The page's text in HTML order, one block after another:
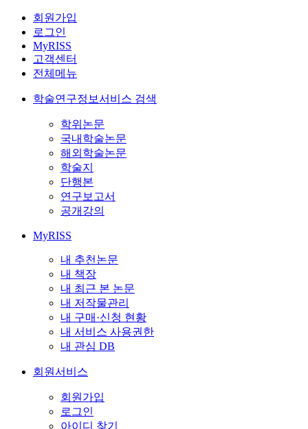
회원가입
로그인
MyRISS
고객센터
전체메뉴
학술연구정보서비스 검색
학위논문
국내학술논문
해외학술논문
학술지
단행본
연구보고서
공개강의
MyRISS
내 추천논문
내 책장
내 최근 본 논문
내 저작물관리
내 구매·신청 현황
내 서비스 사용권한
내 관심 DB
회원서비스
회원가입
로그인
아이디 찾기